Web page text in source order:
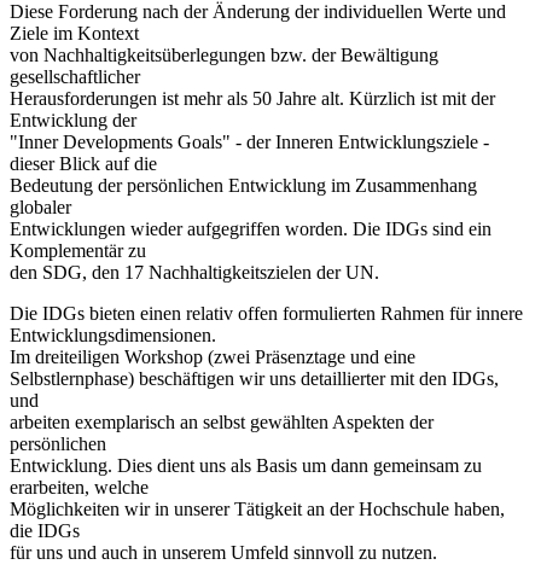
Diese Forderung nach der Änderung der individuellen Werte und
Ziele im Kontext
von Nachhaltigkeitsüberlegungen bzw. der Bewältigung
gesellschaftlicher
Herausforderungen ist mehr als 50 Jahre alt. Kürzlich ist mit der
Entwicklung der
"Inner Developments Goals" - der Inneren Entwicklungsziele -
dieser Blick auf die
Bedeutung der persönlichen Entwicklung im Zusammenhang
globaler
Entwicklungen wieder aufgegriffen worden. Die IDGs sind ein
Komplementär zu
den SDG, den 17 Nachhaltigkeitszielen der UN.
Die IDGs bieten einen relativ offen formulierten Rahmen für innere
Entwicklungsdimensionen.
Im dreiteiligen Workshop (zwei Präsenztage und eine
Selbstlernphase) beschäftigen wir uns detaillierter mit den IDGs,
und
arbeiten exemplarisch an selbst gewählten Aspekten der
persönlichen
Entwicklung. Dies dient uns als Basis um dann gemeinsam zu
erarbeiten, welche
Möglichkeiten wir in unserer Tätigkeit an der Hochschule haben,
die IDGs
für uns und auch in unserem Umfeld sinnvoll zu nutzen.